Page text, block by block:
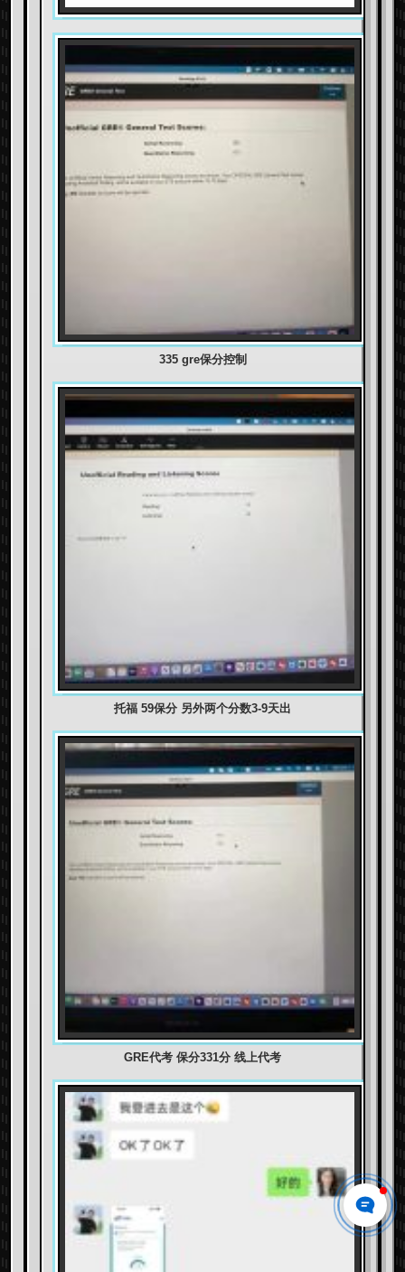
335 gre保分控制
托福 59保分 另外两个分数3-9天出
GRE代考 保分331分 线上代考